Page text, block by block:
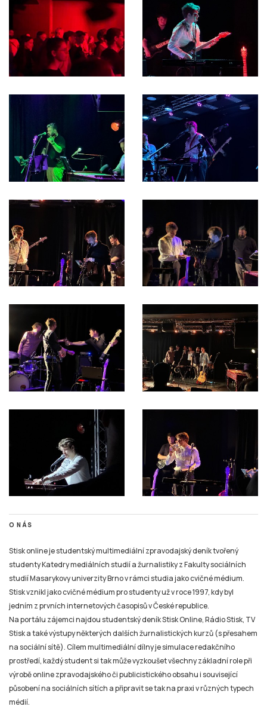
O NÁS
Stisk online je studentský multimediální zpravodajský deník tvořený
studenty Katedry mediálních studií a žurnalistiky z Fakulty sociálních
studií Masarykovy univerzity Brno v rámci studia jako cvičné médium.
Stisk vznikl jako cvičné médium pro studenty už v roce 1997, kdy byl
jedním z prvních internetových časopisů v České republice.
Na portálu zájemci najdou studentský deník Stisk Online, Rádio Stisk, TV
Stisk a také výstupy některých dalších žurnalistických kurzů (s přesahem
na sociální sítě). Cílem multimediální dílny je simulace redakčního
prostředí, každý student si tak může vyzkoušet všechny základní role při
výrobě online zpravodajského či publicistického obsahu i související
působení na sociálních sítích a připravit se tak na praxi v různých typech
médií.